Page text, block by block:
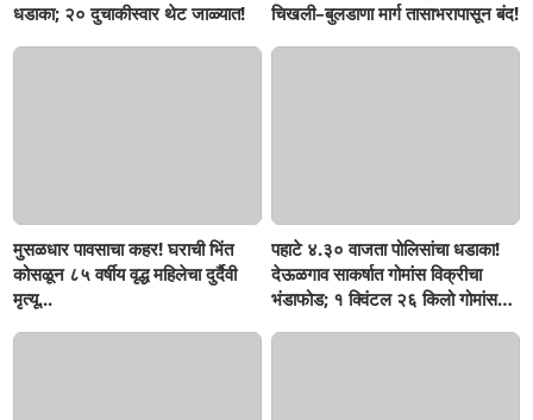
धडाका; २० दुचाकीस्वार थेट जाळ्यात!
चिखली–बुलडाणा मार्ग तासाभरापासून बंद!
मुसळधार पावसाचा कहर! घराची भिंत
कोसळून ८५ वर्षीय वृद्ध महिलेचा दुर्दैवी
मृत्यू...
पहाटे ४.३० वाजता पोलिसांचा धडाका!
देऊळगाव साकर्षात गोमांस विक्रीचा
भंडाफोड; १ क्विंटल २६ किलो गोमांस